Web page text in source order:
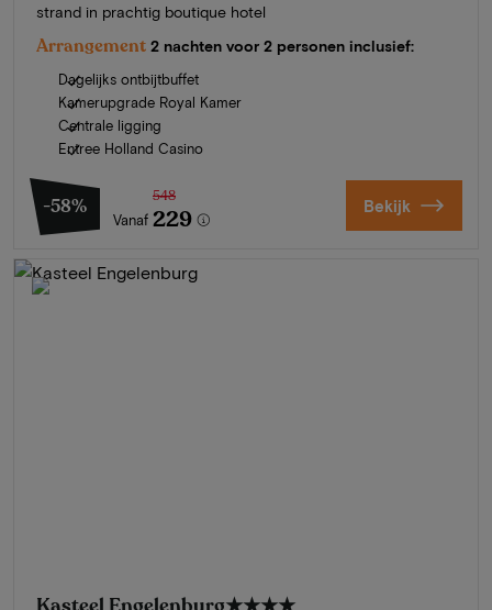
strand in prachtig boutique hotel
Arrangement 2 nachten voor 2 personen inclusief:
Dagelijks ontbijtbuffet
Kamerupgrade Royal Kamer
Centrale ligging
Entree Holland Casino
-58%
Vanaf
548
229 Bekijk